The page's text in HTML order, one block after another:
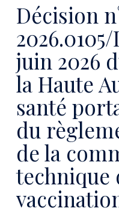
Décision
juin 2026
la Haute
santé
du
de la
technique